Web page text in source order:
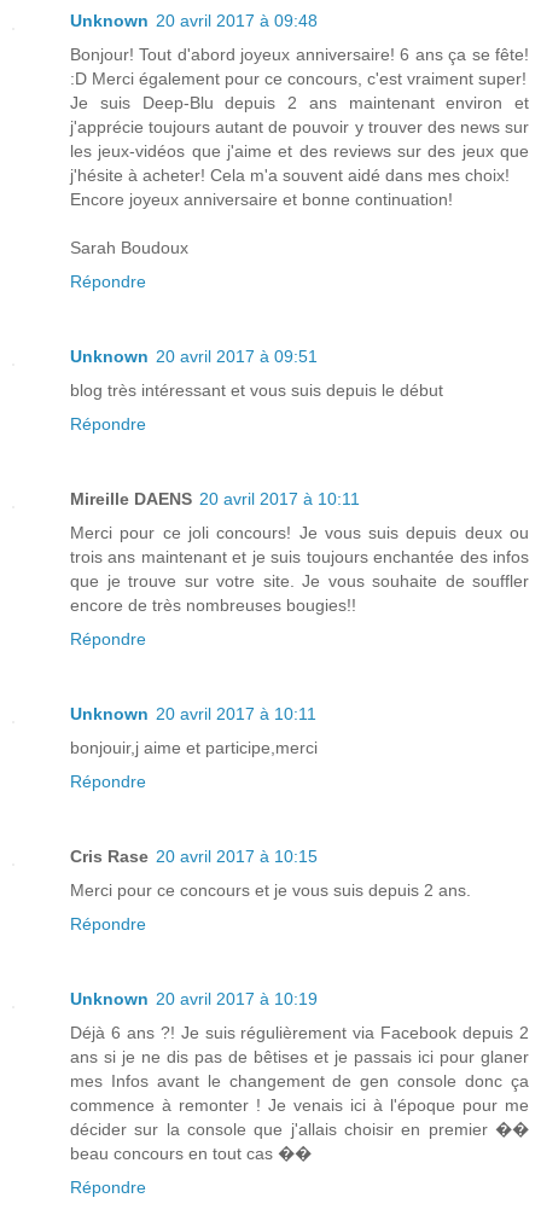
Unknown 20 avril 2017 à 09:48
Bonjour! Tout d'abord joyeux anniversaire! 6 ans ça se fête!
:D Merci également pour ce concours, c'est vraiment super!
Je suis Deep-Blu depuis 2 ans maintenant environ et
j'apprécie toujours autant de pouvoir y trouver des news sur
les jeux-vidéos que j'aime et des reviews sur des jeux que
j'hésite à acheter! Cela m'a souvent aidé dans mes choix!
Encore joyeux anniversaire et bonne continuation!
Sarah Boudoux
Répondre
Unknown 20 avril 2017 à 09:51
blog très intéressant et vous suis depuis le début
Répondre
Mireille DAENS 20 avril 2017 à 10:11
Merci pour ce joli concours! Je vous suis depuis deux ou
trois ans maintenant et je suis toujours enchantée des infos
que je trouve sur votre site. Je vous souhaite de souffler
encore de très nombreuses bougies!!
Répondre
Unknown 20 avril 2017 à 10:11
bonjouir,j aime et participe,merci
Répondre
Cris Rase 20 avril 2017 à 10:15
Merci pour ce concours et je vous suis depuis 2 ans.
Répondre
Unknown 20 avril 2017 à 10:19
Déjà 6 ans ?! Je suis régulièrement via Facebook depuis 2
ans si je ne dis pas de bêtises et je passais ici pour glaner
mes Infos avant le changement de gen console donc ça
commence à remonter ! Je venais ici à l'époque pour me
décider sur la console que j'allais choisir en premier ��
beau concours en tout cas ��
Répondre